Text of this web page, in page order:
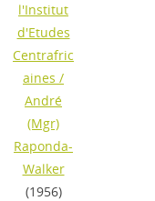
l'Institut
d'Etudes
Centrafric
aines /
André
(Mgr)
Raponda-
Walker
(1956)